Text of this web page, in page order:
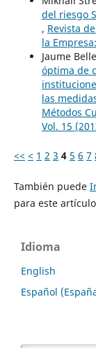
del riesgo
, Revista
la
Jaume
óptima de
las
Métodos
Vol. 15
<< < 1 2 3 4 5 6 7
También puede
para este
Idioma
English
Español